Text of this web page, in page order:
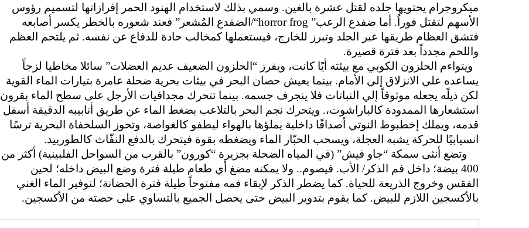
ميكروجرام يحتويها جلده لقتل عشرة بالغين. وسمي بذلك لاستخدام الهنود الحمر إفرازاتها لتسميم رؤوس
الأسهم لتقتل فوراُ. أما ضفدع الرعب” horror frog“/الضفدع المُشعر” فعند شعوره بالخطر يكسر أصابعه
فتشق العظام طريقها عبر الجلد وتبرز للخارج، فيستعملها كمخالب حادة للدفاع عن نفسه. ثم يلتحم العظم
واللحم مجدداً بعد فترة قصيرة.
ويتواءم الحلزون الكوبي مع بيئته أيًا كانت، ويفرز “الحلزون الضعيف عديم العضلات” سائلا مخاطيا لزجاً
يساعده علي الانزلاق إلي الأمام. بينما يعيش حصان البحر في بيئات بحرية ضحلة عامرة بتيارات الماء القوية
لكن ذيلًه يجعله موثوقاً إلي النباتات فلا ينجرف جسمه. بينما تتحرك مجدافيات الأرجل على سطح الماء بقرون
استشعارها الممدودة كالباراشوت،. ويتحرك نجم البحر بالتلاعب بضغط الماء عن طريق أنابيبه الدقيقة أسفل
قدمه، ويملك إخطبوط النوتي أصدافًا داخلية يملؤها بالهواء ليطفو كالغواصة، وتحوز السلحفاة البحرية ترسًا
انسيابيًا للحركة يشبه العجلة، ويسحب الحبّار الماء ويضغطه بقوة فيتحرك بالدفع النفّاث كالطوربيد.
وتضع أنثى سمكة “جاو فيش” (في المياه الضحلة بجزيرة “كورون” بالقرب من السواحل الفلبينية) أكثر من
400 بيضة؛ داخل فم الذكر/ الأب. فيصوم.. ولا يمكنه مضغ أي طعام طيلة فترة وضع البيض داخله؛ لحين
الفقس وخروج الذريعة للحياة. كما يضطر الذكر لإبقاء فمه مفتوحاً طيلة فترة الحضانة؛ لتوفير الماء الغني
بالأكسجين اللازم للبيض. كما يقوم بتدوير البيض حتى يحصل الجميع بالتساوي على حصته من الأكسجين.